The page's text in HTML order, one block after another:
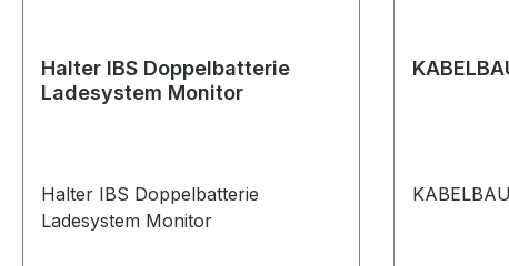
oder Solaranlage. Desweiteren
bietet das System einen Alarm bei
Halter IBS Doppelbatterie
Ladesystem Monitor
Halter IBS Doppelbatterie
Ladesystem Monitor